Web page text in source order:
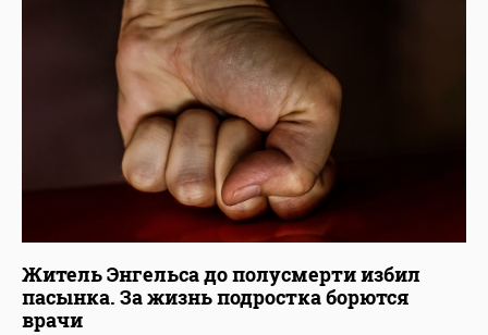
Житель Энгельса до полусмерти избил
пасынка. За жизнь подростка борются
врачи